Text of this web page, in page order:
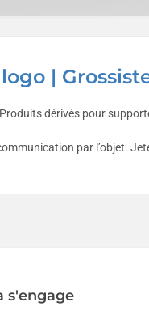
|
dérivés pour
par l’objet.
s'engage